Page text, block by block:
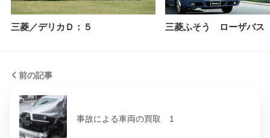
三菱／デリカＤ：５ 三菱ふそう ローザバス
前の記事
事故による車両の買取 1